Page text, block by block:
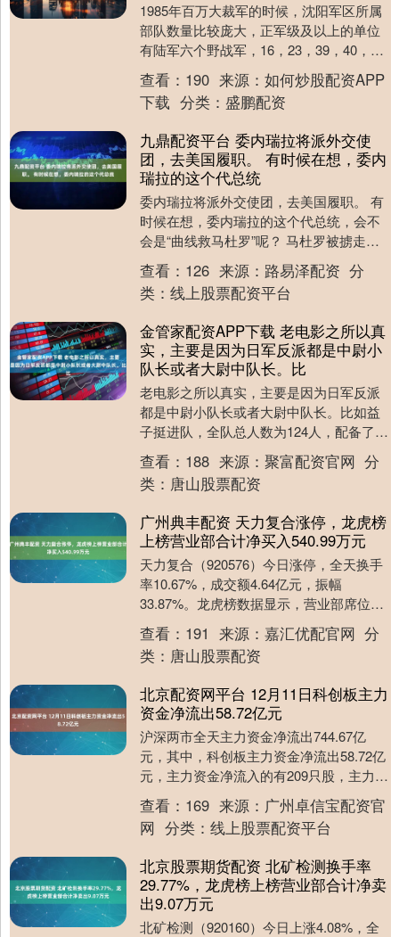
1985年百万大裁军的时候，沈阳军区所属
部队数量比较庞大，正军级及以上的单位
有陆军六个野战军，16，23，39，40，
64，68。地方部队有黑龙江，吉林，辽宁
三....
查看： 190 来源： 如何炒股配资APP
下载 分类： 盛鹏配资
九鼎配资平台 委内瑞拉将派外交使
团，去美国履职。 有时候在想，委内
瑞拉的这个代总统
委内瑞拉将派外交使团，去美国履职。 有
时候在想，委内瑞拉的这个代总统，会不
会是“曲线救马杜罗”呢？ 马杜罗被掳走
了，委军方集体背叛马杜罗，现在唯一能
救马杜罗的，....
查看： 126 来源： 路易泽配资 分
类： 线上股票配资平台
金管家配资APP下载 老电影之所以真
实，主要是因为日军反派都是中尉小
队长或者大尉中队长。比
老电影之所以真实，主要是因为日军反派
都是中尉小队长或者大尉中队长。比如益
子挺进队，全队总人数为124人，配备了重
机枪、掷弹筒、小型无线通信机，中队长
益子重雄军衔....
查看： 188 来源： 聚富配资官网 分
类： 唐山股票配资
广州典丰配资 天力复合涨停，龙虎榜
上榜营业部合计净买入540.99万元
天力复合（920576）今日涨停，全天换手
率10.67%，成交额4.64亿元，振幅
33.87%。龙虎榜数据显示，营业部席位合
计净买入540.99万元。 北交所公....
查看： 191 来源： 嘉汇优配官网 分
类： 唐山股票配资
北京配资网平台 12月11日科创板主力
资金净流出58.72亿元
沪深两市全天主力资金净流出744.67亿
元，其中，科创板主力资金净流出58.72亿
元，主力资金净流入的有209只股，主力资
金净流出的有386只股。 证券时报数据....
查看： 169 来源： 广州卓信宝配资官
网 分类： 线上股票配资平台
北京股票期货配资 北矿检测换手率
29.77%，龙虎榜上榜营业部合计净卖
出9.07万元
北矿检测（920160）今日上涨4.08%，全